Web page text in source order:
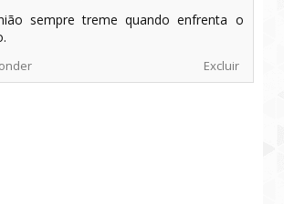
sempre treme quando enfrenta o
Excluir